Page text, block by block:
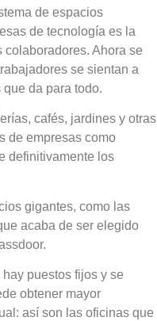
de espacios
de tecnología es la
Ahora se
se sientan a
da para todo.
cafés, jardines y otras
de empresas como
definitivamente los
gigantes, como las
acaba de ser elegido
puestos fijos y se
obtener mayor
así son las oficinas que